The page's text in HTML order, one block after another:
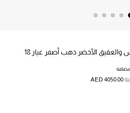
الأخضر ذهب أصفر عيار 18
AED 4050.00